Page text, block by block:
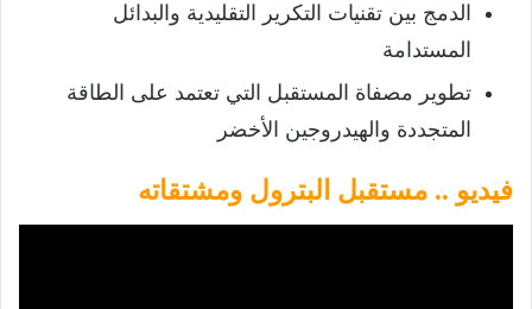
الدمج بين تقنيات التكرير التقليدية والبدائل
المستدامة
تطوير مصفاة المستقبل التي تعتمد على الطاقة
المتجددة والهيدروجين الأخضر
فيديو .. مستقبل البترول ومشتقاته